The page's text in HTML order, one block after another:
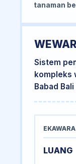
tanaman
Sistem
kompleks
Babad
EKAWARA
LUANG